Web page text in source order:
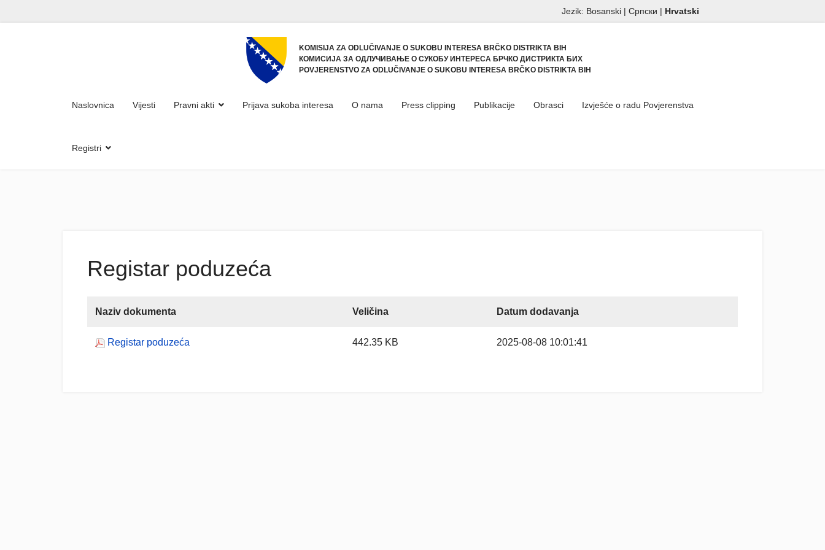
Jezik: Bosanski |Српски | Hrvatski
KOMISIJA ZA ODLUČIVANJE O SUKOBU INTERESA BRČKO DISTRIKTA BIH
КОМИСИЈА ЗА ОДЛУЧИВАЊЕ О СУКОБУ ИНТЕРЕСА БРЧКО ДИСТРИКТА БИХ
POVJERENSTVO ZA ODLUČIVANJE O SUKOBU INTERESA BRČKO DISTRIKTA BIH
Naslovnica Vijesti Pravni akti Prijava sukoba interesa O nama Press clipping Publikacije Obrasci Izvješće o radu Povjerenstva
Registri
Registar poduzeća
Naziv dokumenta Veličina Datum dodavanja
Registar poduzeća 442.35 KB 2025-08-08 10:01:41